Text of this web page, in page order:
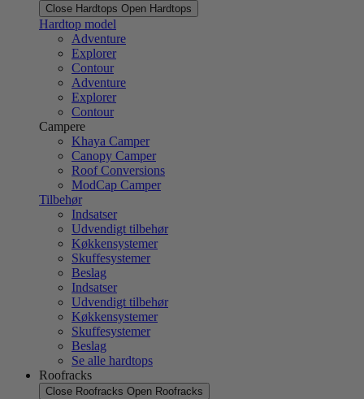
Close Hardtops Open Hardtops
Hardtop model
Adventure
Explorer
Contour
Adventure
Explorer
Contour
Campere
Khaya Camper
Canopy Camper
Roof Conversions
ModCap Camper
Tilbehør
Indsatser
Udvendigt tilbehør
Køkkensystemer
Skuffesystemer
Beslag
Indsatser
Udvendigt tilbehør
Køkkensystemer
Skuffesystemer
Beslag
Se alle hardtops
Roofracks
Close Roofracks Open Roofracks